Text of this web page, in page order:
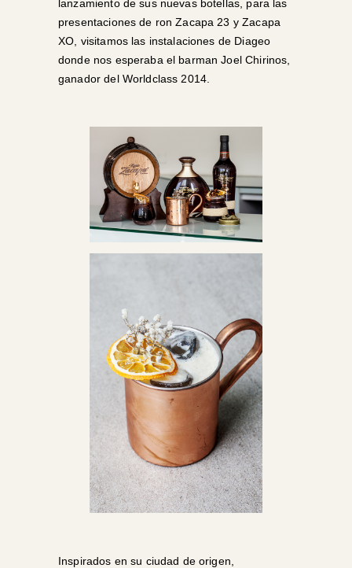
lanzamiento de sus nuevas botellas, para las
presentaciones de ron Zacapa 23 y Zacapa
XO, visitamos las instalaciones de Diageo
donde nos esperaba el barman Joel Chirinos,
ganador del Worldclass 2014.
Inspirados en su ciudad de origen,